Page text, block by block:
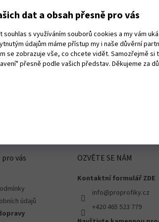
dat a obsah přesně pro vás
souhlas s využíváním souborů cookies a my vám
údajům máme přístup my i naše důvěrní
se zobrazuje vše, co chcete vidět. Samozřejmě
přesně podle vašich představ. Děkujeme za
vás
údajů
OZVĚTE SE NÁM
Kontaktní formulář ZDE
info@proprofiky.cz
+420 465 523 779